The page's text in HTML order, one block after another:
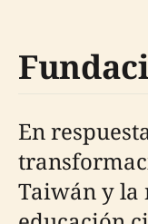
En
Taiwán y la